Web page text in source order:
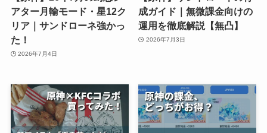
アター月輸モード・星12ク
リア｜サンドローネ強かっ
た！
2026年7月4日
成ガイド｜無微課金向けの
運用を徹底解説【無凸】
2026年7月3日